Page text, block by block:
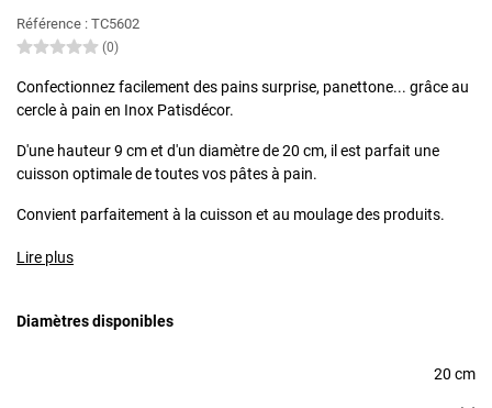
Référence : TC5602
(0)
Confectionnez facilement des pains surprise, panettone... grâce au
cercle à pain en Inox Patisdécor.
D'une hauteur 9 cm et d'un diamètre de 20 cm, il est parfait une
cuisson optimale de toutes vos pâtes à pain.
Convient parfaitement à la cuisson et au moulage des produits.
Lire plus
Diamètres disponibles
20 cm